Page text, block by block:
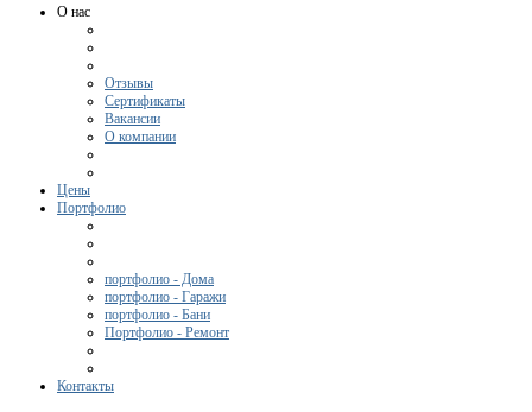
О нас
Отзывы
Сертификаты
Вакансии
О компании
Цены
Портфолио
портфолио - Дома
портфолио - Гаражи
портфолио - Бани
Портфолио - Ремонт
Контакты